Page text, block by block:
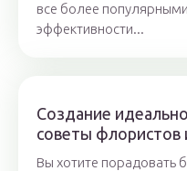
все более
эффективности...
Создание
советы флористов
Вы хотите порадовать